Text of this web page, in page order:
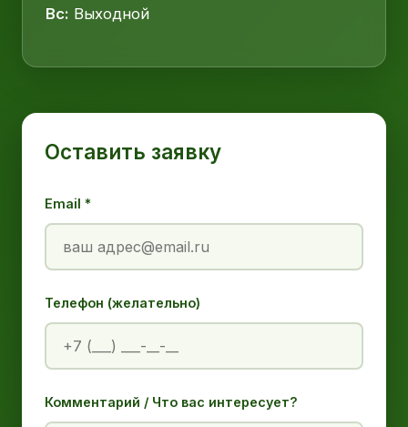
Вс: Выходной
Оставить заявку
Email *
Телефон (желательно)
Комментарий / Что вас интересует?